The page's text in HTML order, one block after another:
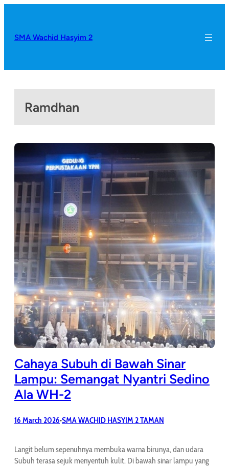
SMA Wachid Hasyim 2
Ramdhan
Cahaya Subuh di Bawah Sinar
Lampu: Semangat Nyantri Sedino
Ala WH-2
16 March 2026•SMA WACHID HASYIM 2 TAMAN
Langit belum sepenuhnya membuka warna birunya, dan udara
Subuh terasa sejuk menyentuh kulit. Di bawah sinar lampu yang